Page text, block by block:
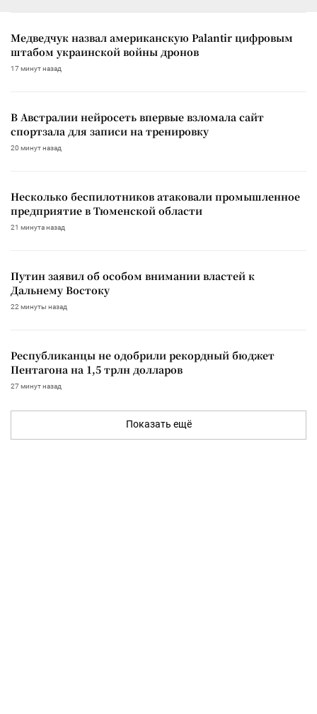
Медведчук назвал американскую Palantir цифровым
штабом украинской войны дронов
17 минут назад
В Австралии нейросеть впервые взломала сайт
спортзала для записи на тренировку
20 минут назад
Несколько беспилотников атаковали промышленное
предприятие в Тюменской области
21 минута назад
Путин заявил об особом внимании властей к
Дальнему Востоку
22 минуты назад
Республиканцы не одобрили рекордный бюджет
Пентагона на 1,5 трлн долларов
27 минут назад
Показать ещё